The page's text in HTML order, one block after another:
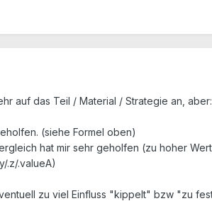
auf das Teil / Material / Strategie an, aber:
(siehe Formel oben)
hat mir sehr geholfen (zu hoher
.z/.valueA)
zu viel Einfluss "kippelt" bzw "zu